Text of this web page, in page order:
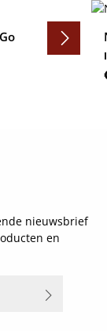
nieuwsbrief
en